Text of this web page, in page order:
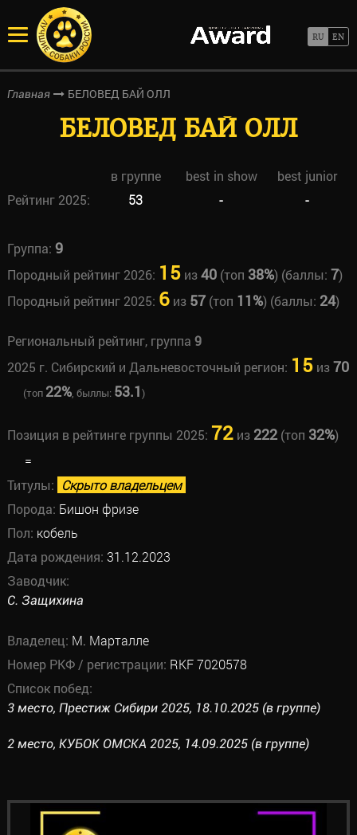
Главная БЕЛОВЕД БАЙ ОЛЛ
БЕЛОВЕД БАЙ ОЛЛ
в группе best in show
best junior
Рейтинг 2025:
53 - -
Группа: 9
Породный рейтинг 2026: 15из40(топ 38%) (баллы: 7)
Породный рейтинг 2025: 6из 57(топ 11%) (баллы: 24)
Региональный рейтинг, группа 9
2025 г. Сибирский и Дальневосточный регион: 15из70
(топ 22%, быллы: 53.1)
Позиция в рейтинге группы 2025: 72из 222(топ 32%)
=
Титулы: Скрыто владельцем
Порода: Бишон фризе
Пол: кобель
Дата рождения: 31.12.2023
Заводчик:
С. Защихина
Владелец: М. Марталле
Номер РКФ / регистрации: RKF 7020578
Список побед:
3 место, Престиж Сибири 2025, 18.10.2025 (в группе)
2 место, КУБОК ОМСКА 2025, 14.09.2025 (в группе)